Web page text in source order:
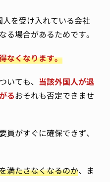
を受け入れている会社
場合があるためです。
なくなります。
ても、 当該外国人が退
るおそれも否定できませ
がすぐに確保できず、
満たさなくなるのか、ま